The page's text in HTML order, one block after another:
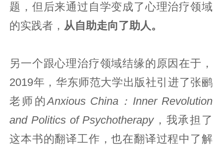
题，但后来通过自学变成了心理治疗领域
的实践者， 从自助走向了助人。
另一个跟心理治疗领域结缘的原因在于，
2019年，华东师范大学出版社引进了张鹂
老师的Anxious China：Inner Revolution
and Politics of Psychotherapy，我承担了
这本书的翻译工作，也在翻译过程中了解